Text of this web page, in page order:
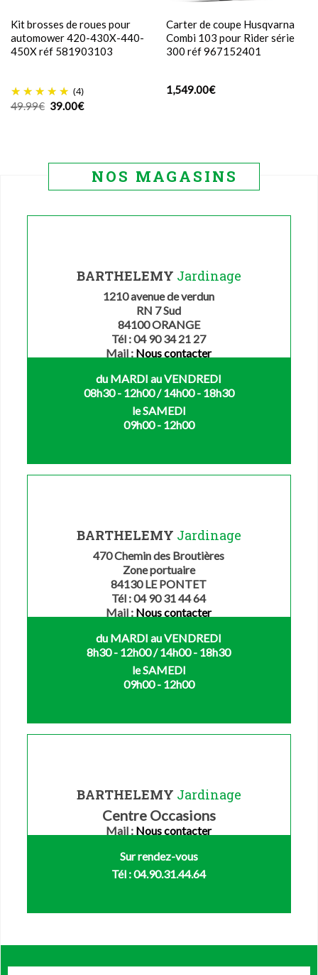
Kit brosses de roues pour
automower 420-430X-440-
450X réf 581903103
(4)
49.99€ Le
prix
39.00€Le
prix
Carter de coupe Husqvarna
Combi 103 pour Rider série
300 réf 967152401
1,549.00€
NOS MAGASINS
BARTHELEMY Jardinage
1210 avenue de verdun
RN 7 Sud
84100 ORANGE
Tél : 04 90 34 21 27
Mail : Nous contacter
du MARDI au VENDREDI
08h30 - 12h00 / 14h00 - 18h30
le SAMEDI
09h00 - 12h00
BARTHELEMY Jardinage
470 Chemin des Broutières
Zone portuaire
84130 LE PONTET
Tél : 04 90 31 44 64
Mail : Nous contacter
du MARDI au VENDREDI
8h30 - 12h00 / 14h00 - 18h30
le SAMEDI
09h00 - 12h00
BARTHELEMY Jardinage
Centre Occasions
Mail : Nous contacter
Sur rendez-vous
Tél : 04.90.31.44.64